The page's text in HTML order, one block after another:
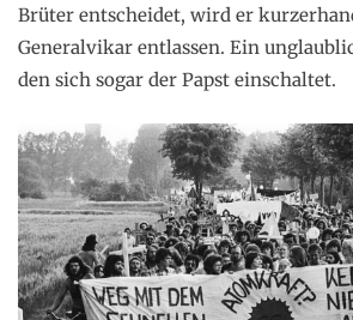
Brüter entscheidet, wird er
Generalvikar entlassen. Ein
den sich sogar der Papst einschaltet.